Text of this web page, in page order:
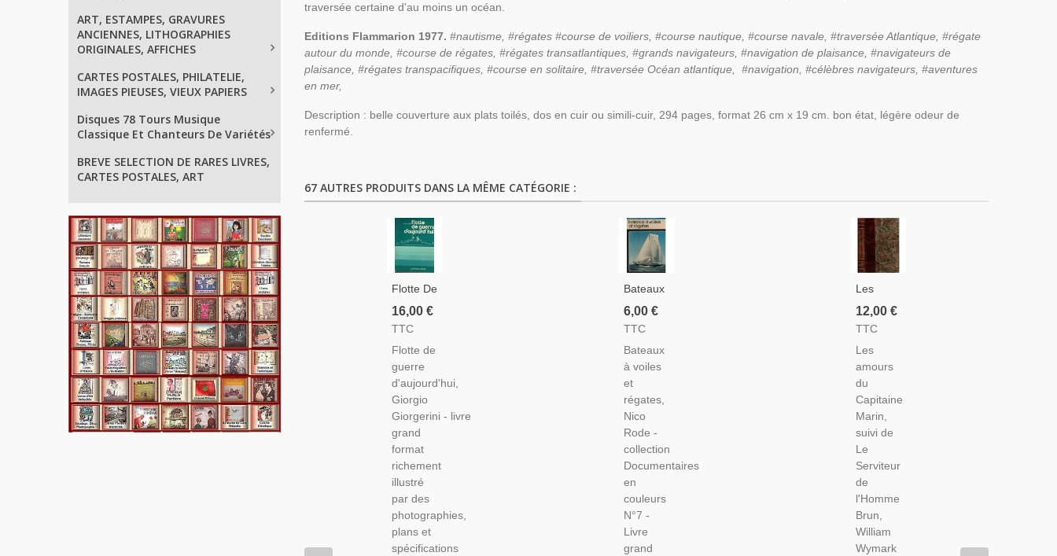
ART, ESTAMPES, GRAVURES
ANCIENNES, LITHOGRAPHIES
ORIGINALES, AFFICHES
CARTES POSTALES, PHILATELIE,
IMAGES PIEUSES, VIEUX PAPIERS
Disques 78 Tours Musique
Classique Et Chanteurs De Variétés
BREVE SELECTION DE RARES LIVRES,
CARTES POSTALES, ART
traversée certaine d'au moins un océan.
Editions Flammarion 1977. #nautisme, #régates #course de voiliers, #course nautique, #course navale, #traversée Atlantique, #régate
autour du monde, #course de régates, #régates transatlantiques, #grands navigateurs, #navigation de plaisance, #navigateurs de
plaisance, #régates transpacifiques, #course en solitaire, #traversée Océan atlantique, #navigation, #célèbres navigateurs, #aventures
en mer,
Description : belle couverture aux plats toilés, dos en cuir ou simili-cuir, 294 pages, format 26 cm x 19 cm. bon état, légère odeur de
renfermé.
67 AUTRES PRODUITS DANS LA MÊME CATÉGORIE :
Flotte De
Guerre
D'aujourd'hui,
Giorgerini,
- ,
Bateaux,
Navires,
Sous-
Marin,
Transports,
Marine
Militaire
16,00 €
TTC
Flotte de
guerre
d'aujourd'hui,
Giorgio
Giorgerini - livre
grand
format
richement
illustré
par des
photographies,
plans et
spécifications
Bateaux
À Voiles,
Et
Nico
Rode,
1969 -,
Voiliers,
Nautisme,
6,00 €
TTC
Bateaux
à voiles
et
régates,
Nico
Rode -
collection
Documentaires
en
couleurs
N°7 -
Livre
grand
Les
Amours
Du
Marin,
William
Wymark
Jacobs,
1932 -
Aventures
En Mer,
Littérature
Anglaise,
Dos Cuir
Rainures,
12,00 €
TTC
Les
amours
du
Capitaine
Marin,
suivi de
Le
Serviteur
de
l'Homme
Brun,
William
Wymark